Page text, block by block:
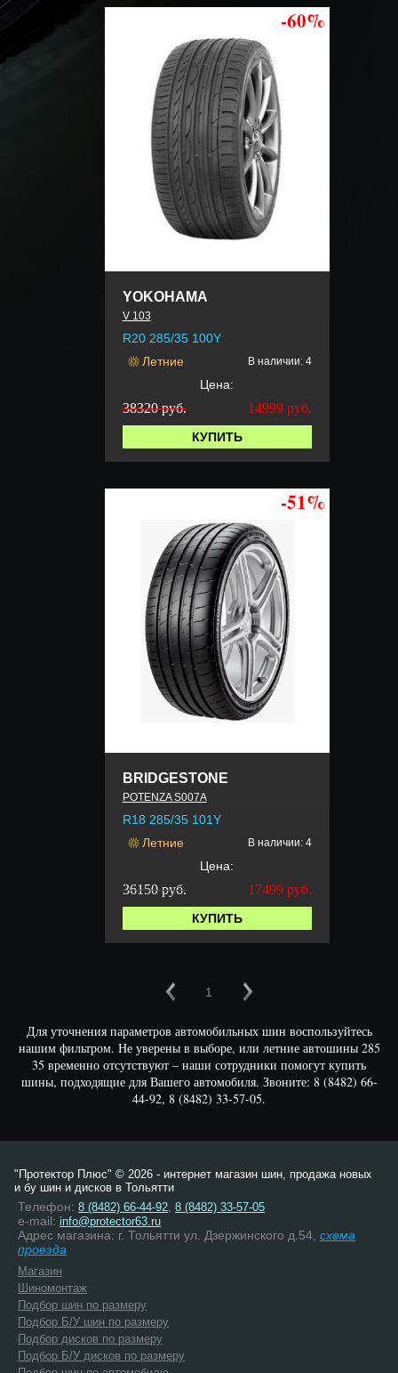
-60%
YOKOHAMA
V 103
R20 285/35 100Y
Летние
В наличии: 4
Цена:
38320 руб. 14999 руб.
КУПИТЬ
-51%
BRIDGESTONE
POTENZA S007A
R18 285/35 101Y
Летние
В наличии: 4
Цена:
36150 руб. 17499 руб.
КУПИТЬ
1
Для уточнения параметров автомобильных шин воспользуйтесь
нашим фильтром. Не уверены в выборе, или летние автошины 285
35 временно отсутствуют – наши сотрудники помогут купить
шины, подходящие для Вашего автомобиля. Звоните: 8 (8482) 66-
44-92, 8 (8482) 33-57-05.
"Протектор Плюс" © 2026 - интернет магазин шин, продажа новых
и бу шин и дисков в Тольятти
Телефон: 8 (8482) 66-44-92 8 (8482) 33-57-05
e-mail: info@protector63.ru
Адрес магазина: г. Тольятти ул. Дзержинского д.54, схема
проезда
Магазин
Шиномонтаж
Подбор шин по размеру
Подбор Б/У шин по размеру
Подбор дисков по размеру
Подбор Б/У дисков по размеру